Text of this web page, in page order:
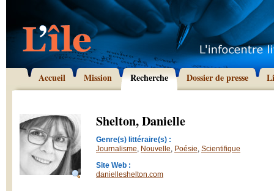
Accueil Mission Recherche Dossier de presse
Shelton, Danielle
Genre(s) littéraire(s) :
Journalisme, Nouvelle, Poésie, Scientifique
Site Web :
danielleshelton.com